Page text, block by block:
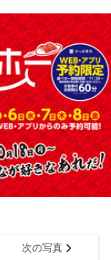
次の写真